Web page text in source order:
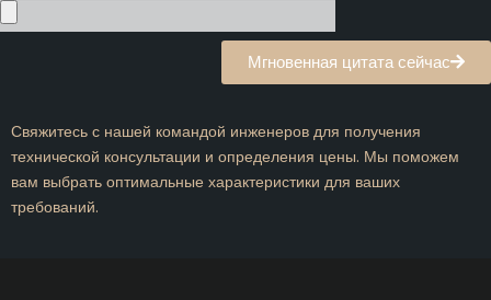
Мгновенная цитата сейчас
Свяжитесь с нашей командой инженеров для получения
технической консультации и определения цены. Мы поможем
вам выбрать оптимальные характеристики для ваших
требований.